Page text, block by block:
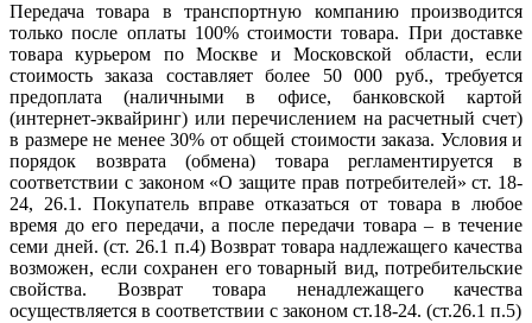
Передача товара в транспортную компанию производится
только после оплаты 100% стоимости товара. При доставке
товара курьером по Москве и Московской области, если
стоимость заказа составляет более 50 000 руб., требуется
предоплата (наличными в офисе, банковской картой
(интернет-эквайринг) или перечислением на расчетный счет)
в размере не менее 30% от общей стоимости заказа. Условия и
порядок возврата (обмена) товара регламентируется в
соответствии с законом «О защите прав потребителей» ст. 18-
24, 26.1. Покупатель вправе отказаться от товара в любое
время до его передачи, а после передачи товара – в течение
семи дней. (ст. 26.1 п.4) Возврат товара надлежащего качества
возможен, если сохранен его товарный вид, потребительские
свойства. Возврат товара ненадлежащего качества
осуществляется в соответствии с законом ст.18-24. (ст.26.1 п.5)